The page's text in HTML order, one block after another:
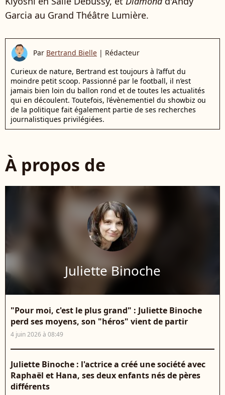
Garcia au Grand Théâtre Lumière.
Par Bertrand Bielle | Rédacteur
Curieux de nature, Bertrand est toujours à l’affut du
moindre petit scoop. Passionné par le football, il n’est
jamais bien loin du ballon rond et de toutes les actualités
qui en découlent. Toutefois, l’évènementiel du showbiz ou
de la politique fait également partie de ses recherches
journalistiques privilégiées.
À propos de
Juliette Binoche
"Pour moi, c'est le plus grand" : Juliette Binoche
perd ses moyens, son "héros" vient de partir
4 juin 2026 à 08:49
Juliette Binoche : l'actrice a créé une société avec
Raphaël et Hana, ses deux enfants nés de pères
différents